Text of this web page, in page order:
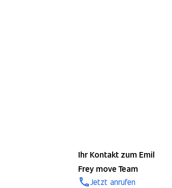
Ihr Kontakt zum Emil
Frey move Team
Jetzt anrufen